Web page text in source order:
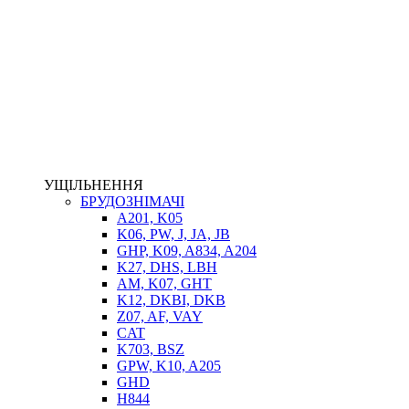
ВТУЛКИ
УЩІЛЬНЕННЯ
БРУДОЗНІМАЧІ
A201, K05
K06, PW, J, JA, JB
GHP, K09, A834, A204
K27, DHS, LBH
AM, K07, GHT
K12, DKBI, DKB
Z07, AF, VAY
CAT
K703, BSZ
GPW, K10, A205
GHD
H844